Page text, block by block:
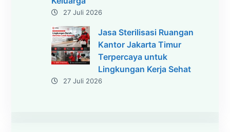
27 Juli 2026
Jasa Sterilisasi Ruangan
Kantor Jakarta Timur
Terpercaya untuk
Lingkungan Kerja Sehat
27 Juli 2026